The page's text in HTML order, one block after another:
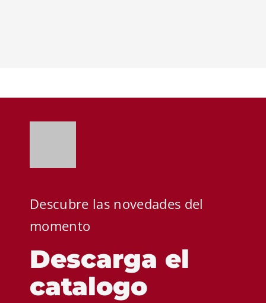
Descubre las novedades del
momento
Descarga el
catalogo